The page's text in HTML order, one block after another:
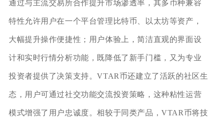
通过与主流交易所合作提升市场渗透率，其多币种兼容
特性允许用户在一个平台管理比特币、以太坊等资产，
大幅提升操作便捷性；用户体验上，简洁直观的界面设
计和实时行情分析功能，既降低了新手门槛，又为专业
投资者提供了决策支持。VTAR币还建立了活跃的社区生
态，用户可通过社交功能交流投资策略，这种粘性运营
模式增强了用户忠诚度。相较于同类产品，VTAR币将技